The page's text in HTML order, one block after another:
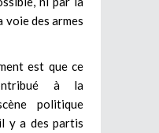
voie des armes
est que ce
à la
politique
y a des partis